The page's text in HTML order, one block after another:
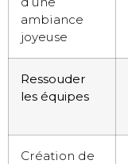
ambiance
joyeuse
Ressouder
les équipes
Création de